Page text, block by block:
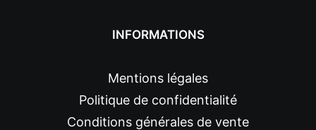
INFORMATIONS
Mentions légales
Politique de confidentialité
Conditions générales de vente